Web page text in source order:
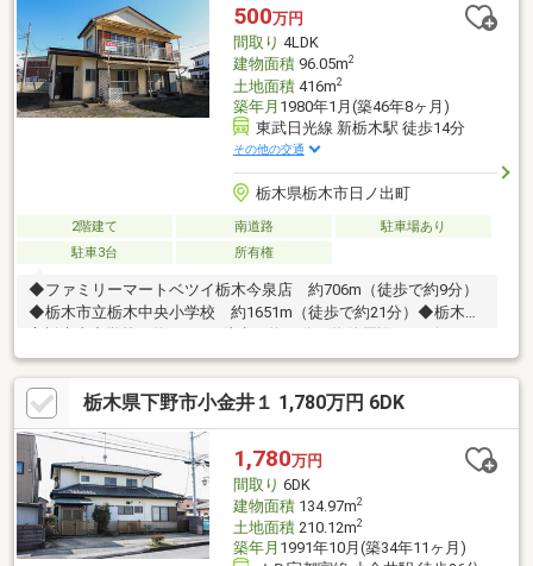
500万円
間取り 4LDK
建物面積96.05m2
土地面積416m2
築年月 1980年1月(築46年8ヶ月)
東武日光線 新栃木駅 徒歩14分
その他の交通
栃木県栃木市日ノ出町
2階建て 南道路
駐車場あり
駐車3台
所有権
◆ファミリーマートベツイ栃木今泉店 約706m（徒歩で約9分）
◆栃木市立栃木中央小学校 約1651m（徒歩で約21分）◆栃木市
ップを提供しています。お気軽にお問い合わせください。
栃木県下野市小金井１ 1,780万円 6DK
1,780万円
間取り 6DK
建物面積134.97m2
土地面積210.12m2
築年月 1991年10月(築34年11ヶ月)